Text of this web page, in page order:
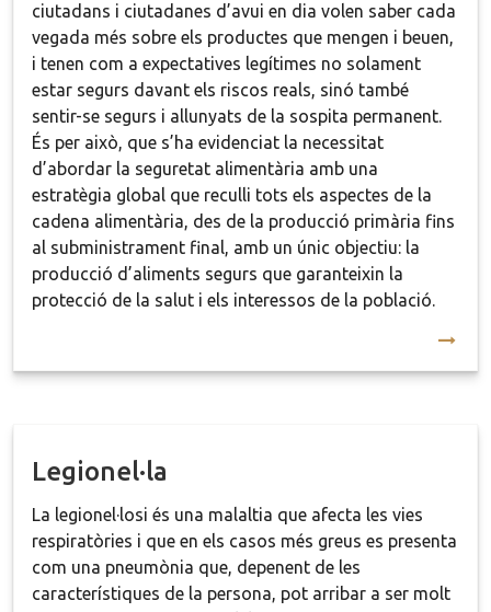
ciutadans i ciutadanes d’avui en dia volen saber cada
vegada més sobre els productes que mengen i beuen,
i tenen com a expectatives legítimes no solament
estar segurs davant els riscos reals, sinó també
sentir-se segurs i allunyats de la sospita permanent.
És per això, que s’ha evidenciat la necessitat
d’abordar la seguretat alimentària amb una
estratègia global que reculli tots els aspectes de la
cadena alimentària, des de la producció primària fins
al subministrament final, amb un únic objectiu: la
producció d’aliments segurs que garanteixin la
protecció de la salut i els interessos de la població.
Legionel·la
La legionel·losi és una malaltia que afecta les vies
respiratòries i que en els casos més greus es presenta
com una pneumònia que, depenent de les
característiques de la persona, pot arribar a ser molt